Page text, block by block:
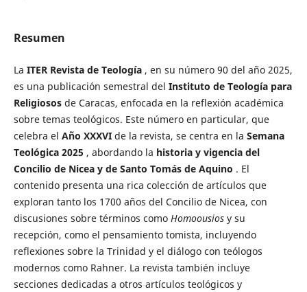
Resumen
La ITER Revista de Teología, en su número 90 del año 2025,
es una publicación semestral del Instituto de Teología para
Religiososde Caracas, enfocada en la reflexión académica
sobre temas teológicos. Este número en particular, que
celebra el Año XXXVIde la revista, se centra en la Semana
Teológica 2025 , abordando la historia y vigencia del
Concilio de Nicea y de Santo Tomás de Aquino . El
contenido presenta una rica colección de artículos que
exploran tanto los 1700 años del Concilio de Nicea, con
discusiones sobre términos como Homoousiosy su
recepción, como el pensamiento tomista, incluyendo
reflexiones sobre la Trinidad y el diálogo con teólogos
modernos como Rahner. La revista también incluye
secciones dedicadas a otros artículos teológicos y